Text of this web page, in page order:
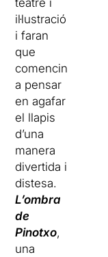
teatre i
il·lustració
i faran
que
comencin
a pensar
en agafar
el llapis
d’una
manera
divertida i
distesa.
L’ombra
de
Pinotxo,
una